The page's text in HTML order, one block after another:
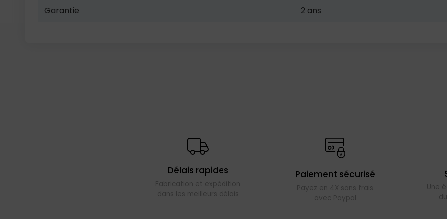
Garantie 2 ans
Délais rapides
Fabrication et expédition
dans les meilleurs délais
Paiement sécurisé
Payez en 4X sans frais
avec Paypal
Une